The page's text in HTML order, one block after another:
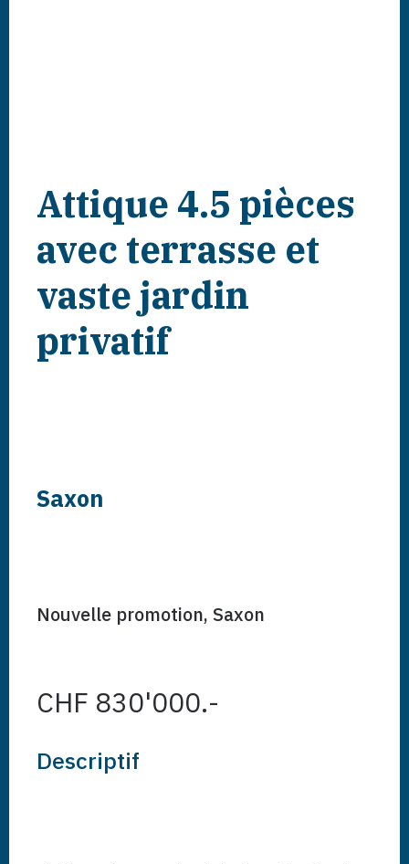
Attique 4.5 pièces
avec terrasse et
vaste jardin
privatif
Saxon
Nouvelle promotion,Saxon
CHF 830'000.-
Descriptif